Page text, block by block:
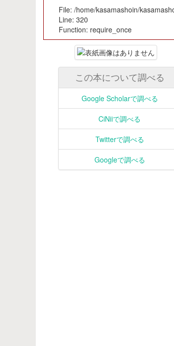
File: /home/kasamashoin/
Line: 320
Function: require_once
この本について調べる
Google Scholarで調べる
CiNiiで調べる
Twitterで調べる
Googleで調べる